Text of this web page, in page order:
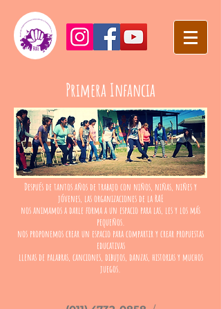
Primera Infancia
Después de tantos años de trabajo con niños, niñas, niñes y
jóvenes, las organizaciones de la RAE
nos animamos a darle forma a un espacio para las, les y los más
pequeños.
nos proponemos crear un espacio para compartir y crear propuestas
educativas
llenas de palabras, canciones, dibujos, danzas, historias y muchos
juegos.